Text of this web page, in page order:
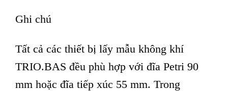
Ghi chú
Tất cả các thiết bị lấy mẫu không khí
TRIO.BAS đều phù hợp với đĩa Petri 90
mm hoặc đĩa tiếp xúc 55 mm. Trong